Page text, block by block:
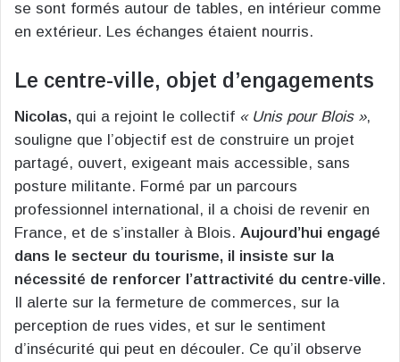
se sont formés autour de tables, en intérieur comme
en extérieur. Les échanges étaient nourris.
Le centre-ville, objet d’engagements
Nicolas, qui a rejoint le collectif « Unis pour Blois »,
souligne que l’objectif est de construire un projet
partagé, ouvert, exigeant mais accessible, sans
posture militante. Formé par un parcours
professionnel international, il a choisi de revenir en
France, et de s’installer à Blois. Aujourd’hui engagé
dans le secteur du tourisme, il insiste sur la
nécessité de renforcer l’attractivité du centre-ville.
Il alerte sur la fermeture de commerces, sur la
perception de rues vides, et sur le sentiment
d’insécurité qui peut en découler. Ce qu’il observe